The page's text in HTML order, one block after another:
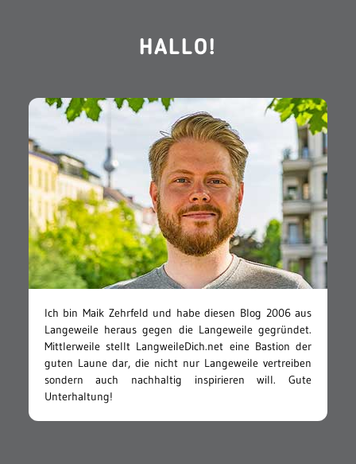
HALLO!
Ich bin Maik Zehrfeld und habe diesen Blog 2006 aus
Langeweile heraus gegen die Langeweile gegründet.
Mittlerweile stellt LangweileDich.net eine Bastion der
guten Laune dar, die nicht nur Langeweile vertreiben
sondern auch nachhaltig inspirieren will. Gute
Unterhaltung!